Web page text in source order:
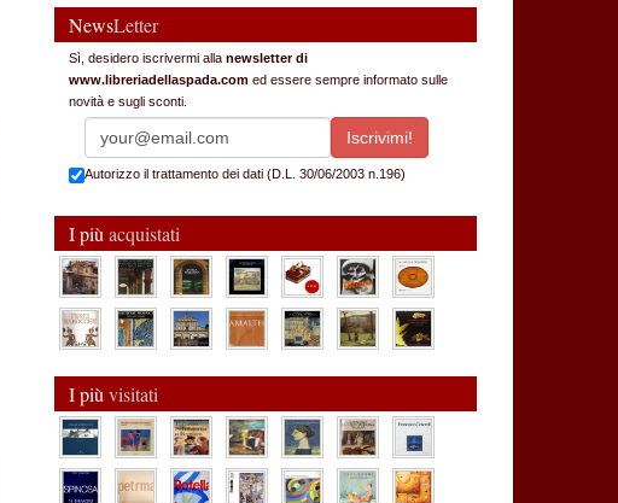
NewsLetter
Sì, desidero iscrivermi alla newsletter di
www.libreriadellaspada.com ed essere sempre informato sulle
novità e sugli sconti.
Autorizzo il trattamento dei dati (D.L. 30/06/2003 n.196)
I più acquistati
I più visitati